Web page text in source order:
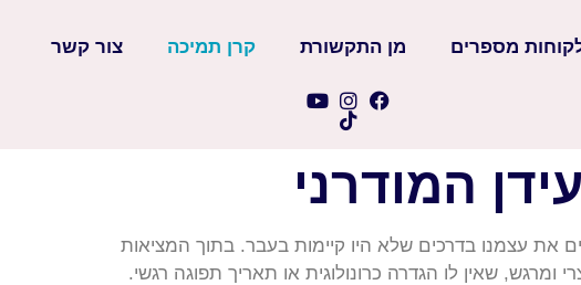
מספרים מן התקשורת קרן תמיכה צור קשר
את עצמנו בדרכים שלא היו קיימות בעבר. בתוך המציאות
שאין לו הגדרה כרונולוגית או תאריך תפוגה רגשי.